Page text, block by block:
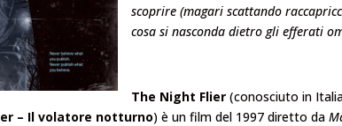
scoprire (magari scattando
cosa si nasconda dietro gli efferati
The Night Flier (conosciuto in
– Il volatore notturno) è un film del 1997 diretto da